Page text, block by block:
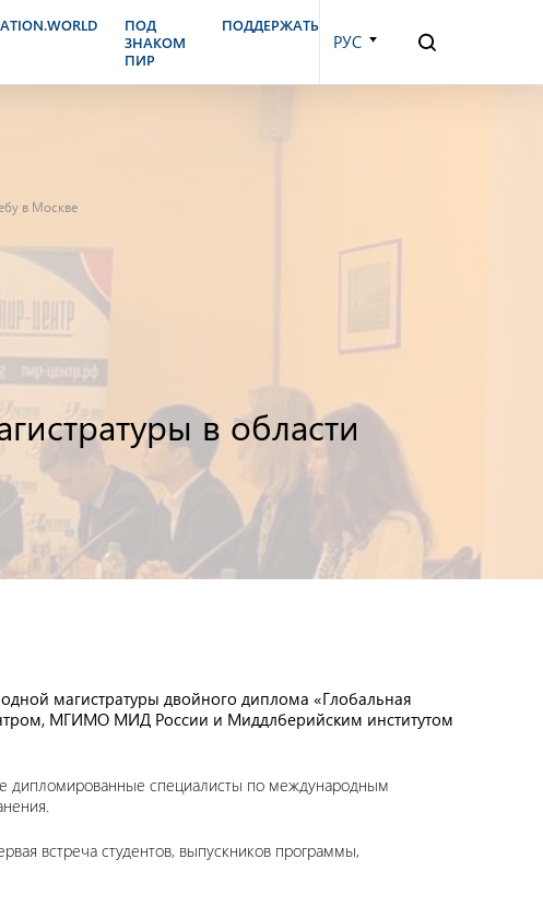
ПОД
ЗНАКОМ
ПИР
ПОДДЕРЖАТЬ
РУС
в Москве
в области
магистратуры двойного диплома «Глобальная
МГИМО МИД России и Миддлберийским институтом
дипломированные специалисты по международным
встреча студентов, выпускников программы,